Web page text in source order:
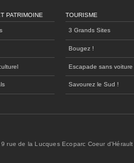
PATRIMOINE TOURISME
3 Grands Sites
Bougez !
Escapade sans voiture
Savourez le Sud !
rue de la Lucques Ecoparc Coeur